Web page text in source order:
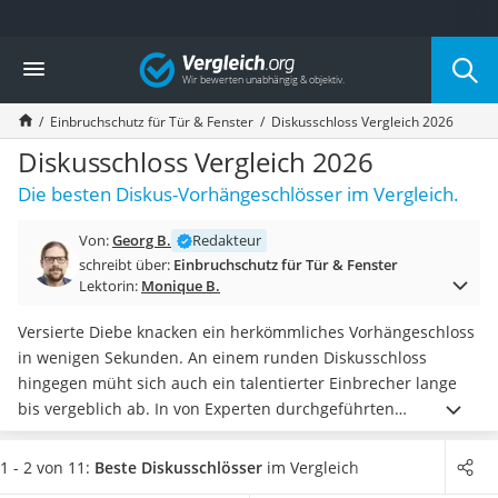
Die beliebtesten Vergleiche nach Kategorie
Baumarkt
Tresor feuerfest
Makita-Akku-Rasenmäher
Kappsäge
Smartes Türschloss
Akku-Rasentrimmer
Feuchtigkeitsmessgerät
Split-Klimaanlage 2 Innengeräte
Pelletofen
Tiefbrunnenpumpe
Fliesenschneider
Hochdruckreiniger
Doppelschleifer
Überwachungskamera
Benzinrasenmäher mit Elektrostart
Vergleich
Einbruchschutz für Tür & Fenster Diskusschloss Vergleich 2026
Diskusschloss Vergleich 2026
Die besten Diskus-Vorhängeschlösser im Vergleich.
Von:Georg B.
Redakteur
schreibt über: Einbruchschutz für Tür & Fenster
Lektorin: Monique B.
Versierte Diebe knacken ein herkömmliches Vorhängeschloss
in wenigen Sekunden. An einem runden Diskusschloss
hingegen müht sich auch ein talentierter Einbrecher lange
bis vergeblich ab. In von Experten durchgeführten
Sicherheits-Tests erwiesen sich die runden Schlösser als
besonders widerstandsfähig.Der Clou ist die Form: Der
1 - 2 von 11: Beste Diskusschlösser im Vergleich